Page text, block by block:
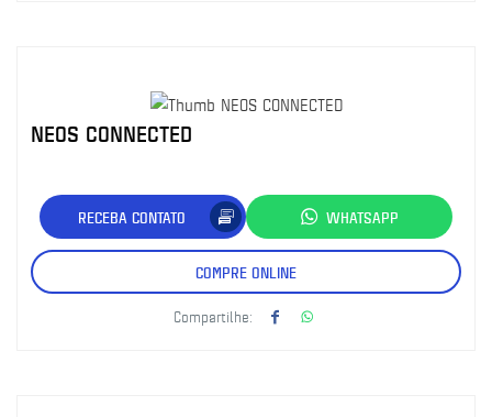
NEOS CONNECTED
RECEBA CONTATO WHATSAPP
COMPRE ONLINE
Compartilhe: